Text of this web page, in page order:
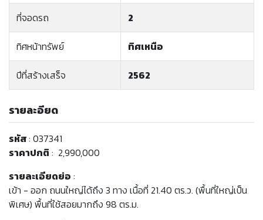
ที่จอดรถ 2
ทิศหน้าทรัพย์ ทิศเหนือ
ปีที่สร้างเสร็จ 2562
รายละอียด
รหัส: 037341
ราคาปกติ : 2,990,000
รายละเอียดย่อ :
เข้า - ออก ถนนใหญ่ได้ถึง 3 ทาง เนื้อที่ 21.40 ตร.ว. (พื้นที่ใหญ่เป็น
พิเศษ) พื้นที่ใช้สอยมากถึง 98 ตร.ม.